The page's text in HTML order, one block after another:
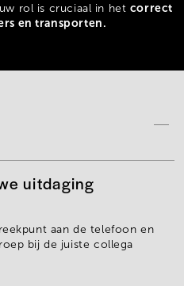
rol is cruciaal in het correct
en transporten.
uitdaging
aan de telefoonen
bij de juiste collega